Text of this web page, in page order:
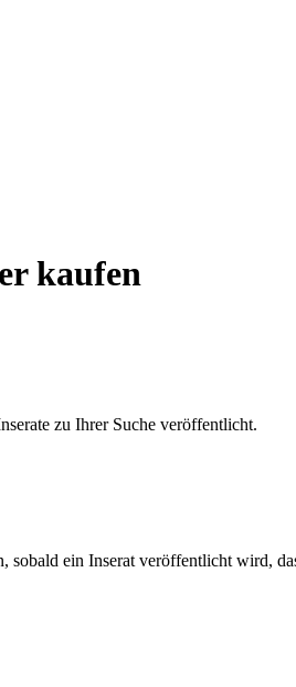
kaufen
zu Ihrer Suche veröffentlicht.
sobald ein Inserat veröffentlicht wird,